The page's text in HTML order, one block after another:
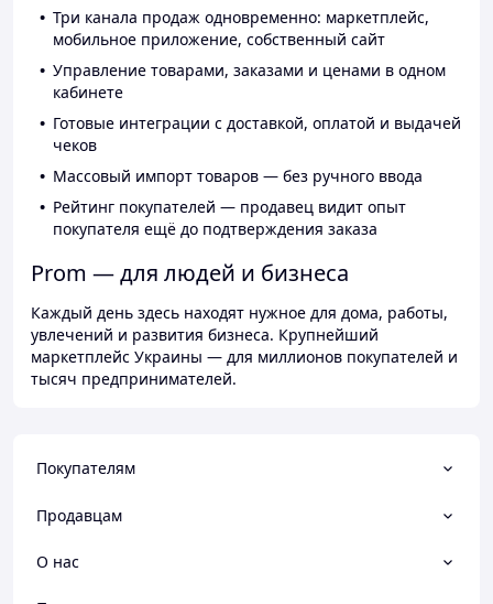
Три канала продаж одновременно: маркетплейс,
мобильное приложение, собственный сайт
Управление товарами, заказами и ценами в одном
кабинете
Готовые интеграции с доставкой, оплатой и выдачей
чеков
Массовый импорт товаров — без ручного ввода
Рейтинг покупателей — продавец видит опыт
покупателя ещё до подтверждения заказа
Prom — для людей и бизнеса
Каждый день здесь находят нужное для дома, работы,
увлечений и развития бизнеса. Крупнейший
маркетплейс Украины — для миллионов покупателей и
тысяч предпринимателей.
Покупателям
Продавцам
О нас